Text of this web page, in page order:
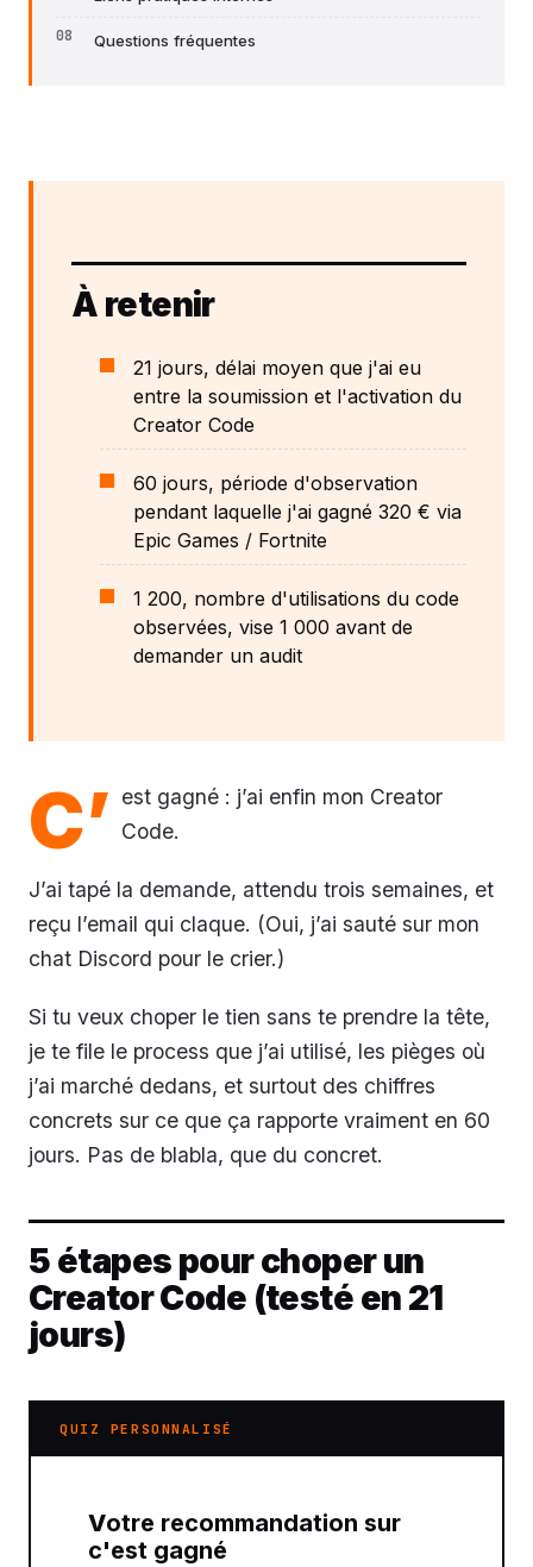
Questions fréquentes
À retenir
21 jours, délai moyen que j'ai eu
entre la soumission et l'activation du
Creator Code
60 jours, période d'observation
pendant laquelle j'ai gagné 320 € via
Epic Games / Fortnite
1 200, nombre d'utilisations du code
observées, vise 1 000 avant de
demander un audit
C’ est gagné : j’ai enfin mon Creator
Code.
J’ai tapé la demande, attendu trois semaines, et
reçu l’email qui claque. (Oui, j’ai sauté sur mon
chat Discord pour le crier.)
Si tu veux choper le tien sans te prendre la tête,
je te file le process que j’ai utilisé, les pièges où
j’ai marché dedans, et surtout des chiffres
concrets sur ce que ça rapporte vraiment en 60
jours. Pas de blabla, que du concret.
5 étapes pour choper un
Creator Code (testé en 21
jours)
QUIZ PERSONNALISÉ
Votre recommandation sur
c'est gagné